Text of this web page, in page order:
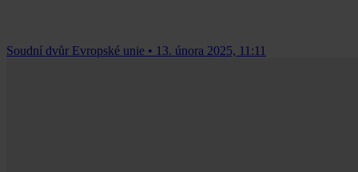
Soudní dvůr Evropské unie • 13. února 2025, 11:11